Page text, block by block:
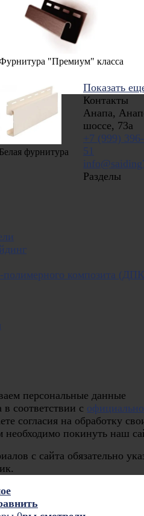
"Премиум" класса
Белая фурнитура
Показать
Контакты
Анапа,
шоссе, 73а
+7 (999)
51
Разделы
полимерного композита
персональные данные
в соответствии с
согласия на обработку
покинуть наш
с сайта обязательно